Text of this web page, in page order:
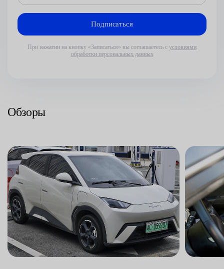
При нажатии на кнопку «Записаться» вы соглашаетесь с условиями
обработки персональных данных
Обзоры